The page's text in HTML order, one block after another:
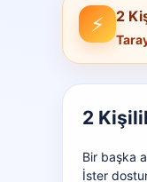
⚡ 2
2
Bir başka
İster